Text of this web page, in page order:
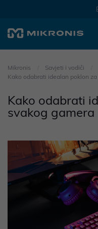
Mikronis
Savjeti i vodiči
Kako odabrati idealan poklon
Kako odabrati
svakog gamera